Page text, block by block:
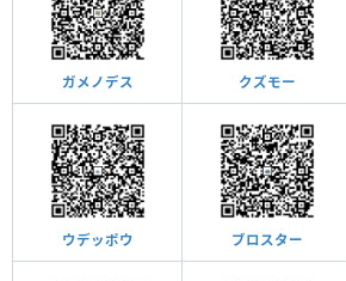
ガメノデス クズモー
ウデッポウ ブロスター